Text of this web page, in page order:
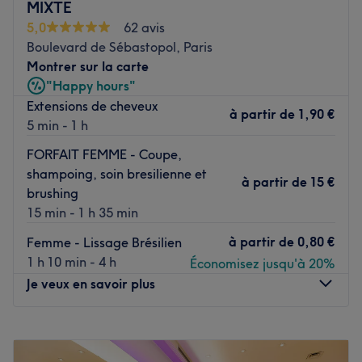
mémorable.
Transport public le plus proche
Le salon est situé à une minute à pied de la station de
métro Rambuteau.
L’équipe
Charline, Hua et Alice sont ravies de partager leur
savoir-faire.
Nos coups de cœur :
cosy où vous vous sentirez détendu.
Les spécialités de l’établissement : la beauté des ongles
et les massages.
MIXTE
5,0
62 avis
Boulevard de Sébastopol, Paris
Montrer sur la carte
"Happy hours"
Extensions de cheveux
5 min - 1 h
à partir de 1,90 €
FORFAIT FEMME - Coupe,
shampoing, soin bresilienne et
brushing
15 min - 1 h 35 min
à partir de 15 €
Femme - Lissage Brésilien
1 h 10 min - 4 h
à partir de 0,80 €
Économisez jusqu'à 20%
Je veux en savoir plus
10:30 –19:00